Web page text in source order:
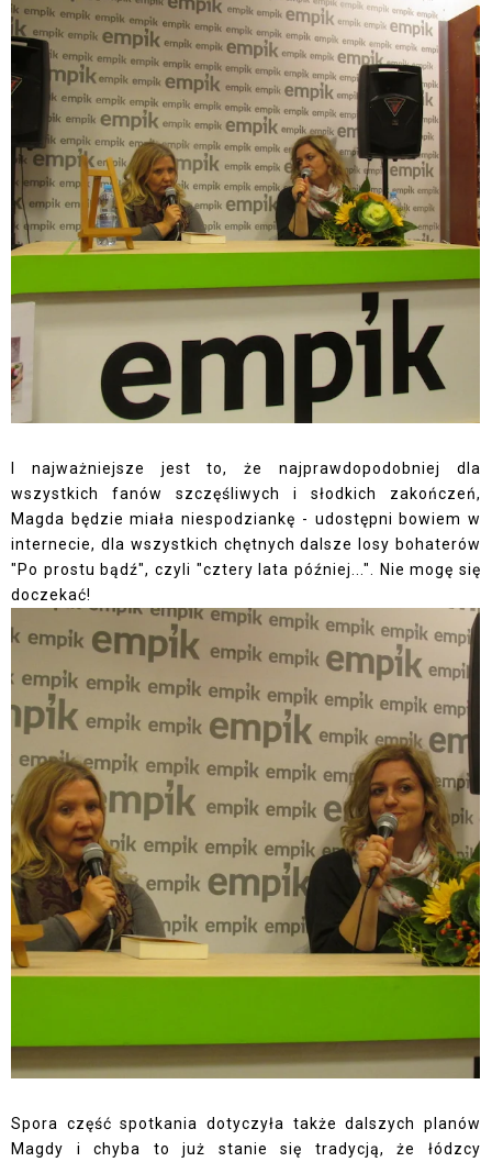
I najważniejsze jest to, że najprawdopodobniej dla
wszystkich fanów szczęśliwych i słodkich zakończeń,
Magda będzie miała niespodziankę - udostępni bowiem w
internecie, dla wszystkich chętnych dalsze losy bohaterów
"Po prostu bądź", czyli "cztery lata później...". Nie mogę się
doczekać!
Spora część spotkania dotyczyła także dalszych planów
Magdy i chyba to już stanie się tradycją, że łódzcy